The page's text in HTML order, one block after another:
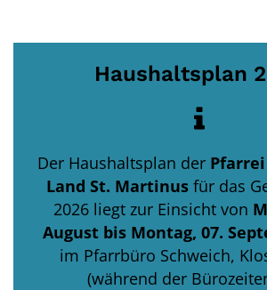
Haushaltsplan
Der Haushaltsplan der
Land St. Martinus für das
2026 liegt zur Einsicht von
August bis Montag, 07.
im Pfarrbüro Schweich,
(während der